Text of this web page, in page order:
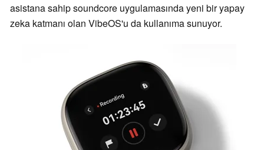
asistana sahip soundcore uygulamasında yeni bir yapay
zeka katmanı olan VibeOS'u da kullanıma sunuyor.